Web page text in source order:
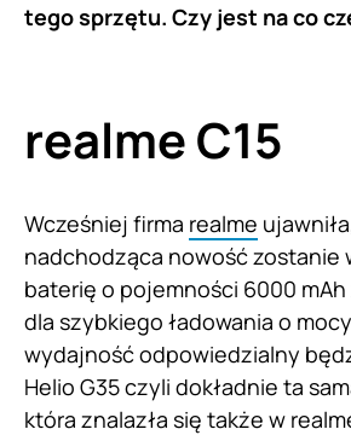
tego sprzętu. Czy jest na co
realme C15
Wcześniej firma realme
nadchodząca nowość zostanie
baterię o pojemności 6000
dla szybkiego ładowania o mocy
wydajność odpowiedzialny
Helio G35 czyli dokładnie ta
która znalazła się także w